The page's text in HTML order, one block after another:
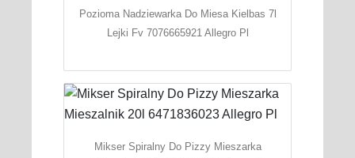
Pozioma Nadziewarka Do Miesa Kielbas 7l
Lejki Fv 7076665921 Allegro Pl
Mikser Spiralny Do Pizzy Mieszarka